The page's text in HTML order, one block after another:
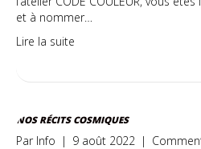
et à nommer…
Lire la suite
NOS RÉCITS COSMIQUES
Par Info | 9 août 2022 |